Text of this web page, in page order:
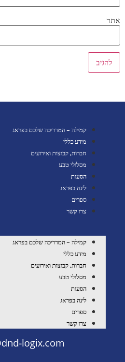
אתר
קמילה – המדריכה שלכם בפראג
מידע כללי
חברות, קבוצות ואירועים
מסלולי טבע
הסעות
לינה בפראג
ספרים
צרו קשר
קמילה – המדריכה שלכם בפראג
מידע כללי
חברות, קבוצות ואירועים
מסלולי טבע
הסעות
לינה בפראג
ספרים
צרו קשר
logix.com